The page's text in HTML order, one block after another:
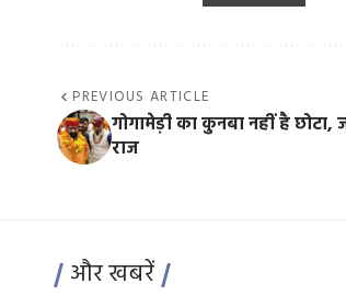
PREVIOUS ARTICLE
गोगामेड़ी का कुनबा नहीं है
राज
और खबरें